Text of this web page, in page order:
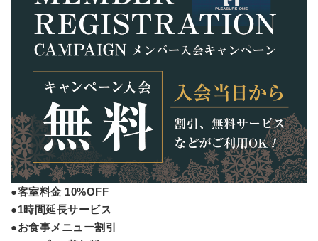
●客室料金 10%OFF
●1時間延長サービス
●お食事メニュー割引